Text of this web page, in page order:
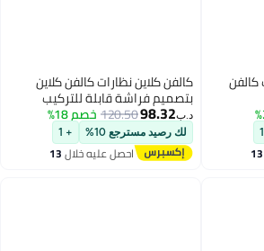
كالفن كلاين نظارات كالفن كلاين
بتصميم فراشة قابلة للتركيب
د.ب‏ 120.50خصم 18%
لك رصيد مسترجع 10% + 1
احصل عليه خلال13
اغسطس